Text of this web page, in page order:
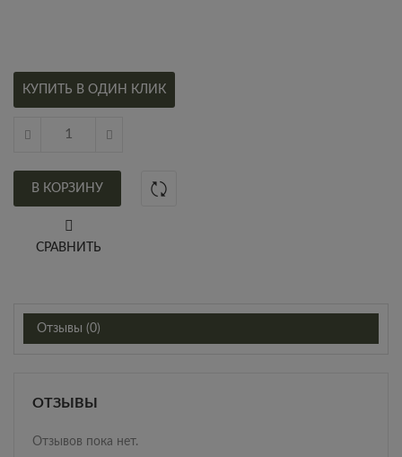
КУПИТЬ В ОДИН КЛИК
В КОРЗИНУ
СРАВНИТЬ
Отзывы (0)
ОТЗЫВЫ
Отзывов пока нет.